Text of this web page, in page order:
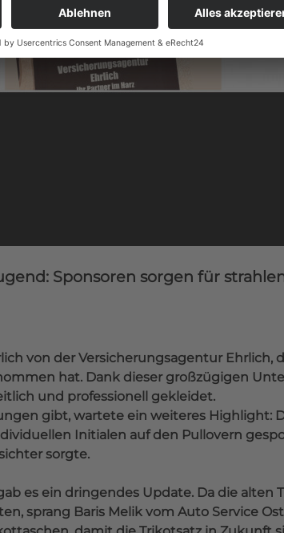
Sponsoren sorgen für
von der Versicherungsagentur Ehrlich,
hat. Dank dieser großzügigen
und professionell gekleidet.
gibt, wartete ein weiteres Highlight:
Initialen auf den Pullovern
sorgte.
es ein dringendes Update. Da die alten
sprang Baris Melik vom Auto Service